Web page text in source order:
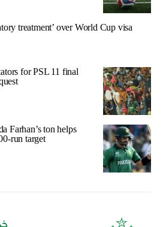
treatment’ over World Cup visa
for PSL 11 final
Farhan’s ton helps
run target